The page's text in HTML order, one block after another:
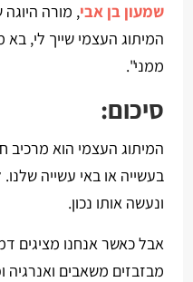
שמעון בן אבי, מורה
המיתוג העצמי שייך לי,
ממני".
סיכום:
המיתוג העצמי הוא מרכיב
בעשייה או באי עשייה
ונעשה אותו נכון.
אבל כאשר אנחנו מציגים
מבזבזים משאבים ואנרגיה